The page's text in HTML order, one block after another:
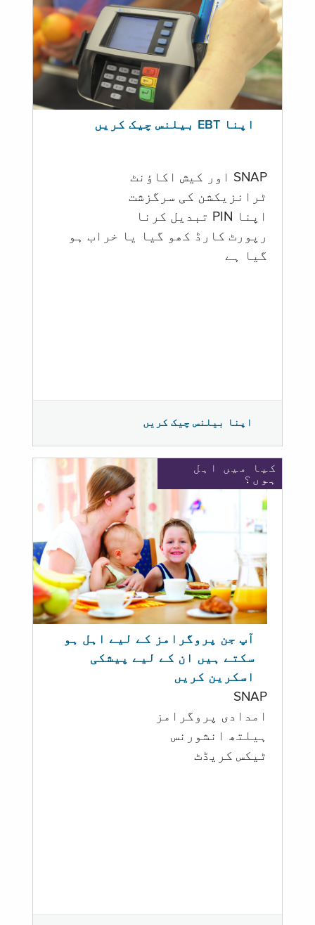
اپنا EBT بیلنس چیک کریں
SNAP اور کیش اکاؤنٹ
ٹرانزیکشن کی سرگزشت
اپنا PIN تبدیل کرنا
رپورٹ کارڈ کھو گیا یا خراب ہو
گيا ہے
اپنا بیلنس چیک کریں
کیا میں اہل
ہوں؟
آپ جن پروگرامز کے لیے اہل ہو
سکتے ہیں ان کے لیے پیشکی
اسکرین کریں
SNAP
امدادی پروگرامز
‏ہیلتھ انشورنس
ٹیکس کریڈٹ